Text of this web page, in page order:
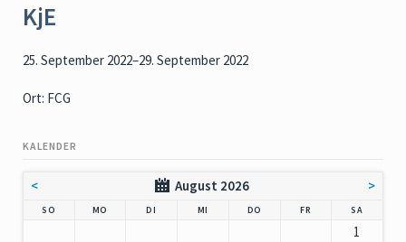
KjE
25. September 2022–29. September 2022
Ort: FCG
KALENDER
< August 2026 >
SO MO DI MI DO NNERSTAG
FR SAMSTAG
1